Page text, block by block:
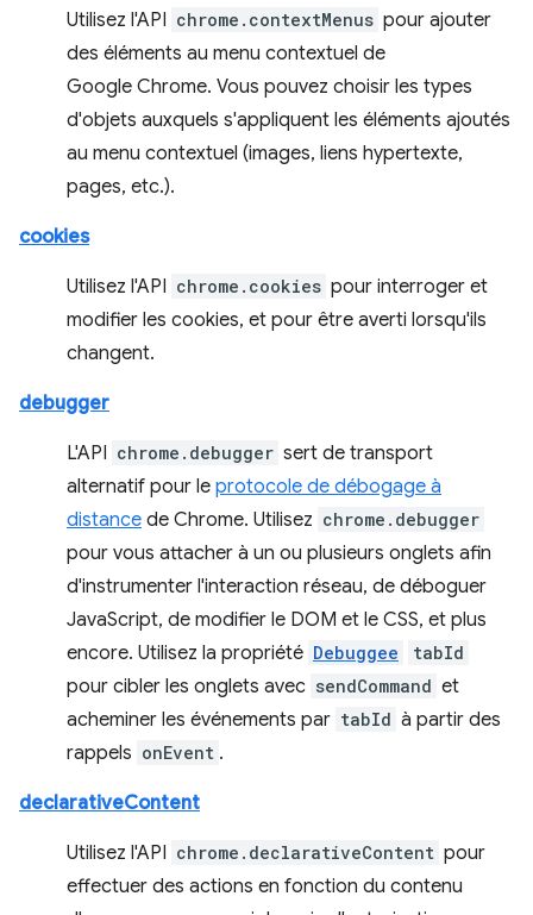
Utilisez l'API chrome.contextMenus pour ajouter
des éléments au menu contextuel de
Google Chrome. Vous pouvez choisir les types
d'objets auxquels s'appliquent les éléments ajoutés
au menu contextuel (images, liens hypertexte,
pages, etc.).
cookies
Utilisez l'API chrome.cookies pour interroger et
modifier les cookies, et pour être averti lorsqu'ils
changent.
debugger
L'API chrome.debugger sert de transport
alternatif pour le protocole de débogage à
distance de Chrome. Utilisez chrome.debugger
pour vous attacher à un ou plusieurs onglets afin
d'instrumenter l'interaction réseau, de déboguer
JavaScript, de modifier le DOM et le CSS, et plus
encore. Utilisez la propriété Debuggee tabId
pour cibler les onglets avec sendCommand et
acheminer les événements par tabId à partir des
rappels onEvent .
declarativeContent
Utilisez l'API chrome.declarativeContent pour
effectuer des actions en fonction du contenu